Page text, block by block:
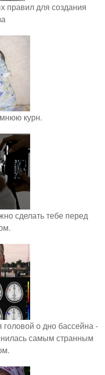
правил для создания
курн.
сделать тебе перед
о дно бассейна -
самым странным